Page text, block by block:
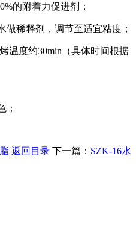
的附着力促进剂；
稀释剂，调节至适宜粘度；
温度约30min（具体时间根据
；
返回目录 下一篇： SZK-16水